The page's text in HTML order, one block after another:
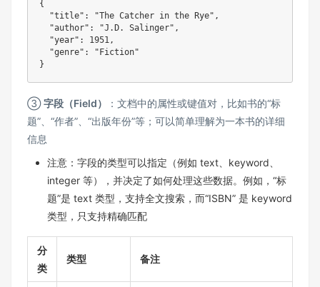
{
"title" : "The Catcher in the Rye" ,
"author" : "J.D. Salinger" ,
"year" : 1951,
"genre" :
"Fiction"
}
③字段（Field）
：文档中的属性或键值对，比如书的“标
题”、“作者”、“出版年份”等；可以简单理解为一本书的详细
信息
注意：字段的类型可以指定（例如 text、keyword、
integer 等），并决定了如何处理这些数据。例如，“标
题”是 text 类型，支持全文搜索，而“ISBN” 是 keyword
类型，只支持精确匹配
分
类
类型 备注